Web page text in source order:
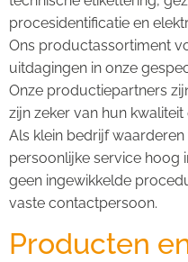
procesidentificatie en
Ons productassortiment
uitdagingen in onze
Onze productiepartners
zijn zeker van hun
Als klein bedrijf
persoonlijke service hoog
geen ingewikkelde
vaste contactpersoon.
Producten